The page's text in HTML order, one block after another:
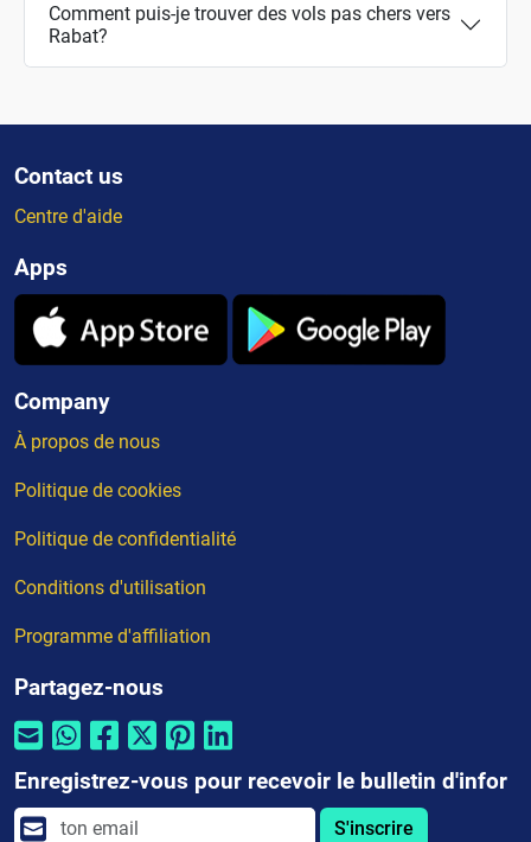
Comment puis-je trouver des vols pas chers vers
Rabat?
Contact us
Centre d'aide
Apps
Company
À propos de nous
Politique de cookies
Politique de confidentialité
Conditions d'utilisation
Programme d'affiliation
Partagez-nous
Enregistrez-vous pour recevoir le bulletin d'infor
S'inscrire